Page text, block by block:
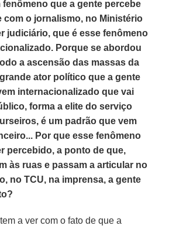
fenômeno que a gente percebe
com o jornalismo, no Ministério
judiciário, que é esse fenômeno
Porque se abordou
a ascensão das massas da
ator político que a gente
internacionalizado que vai
forma a elite do serviço
é um padrão que vem
Por que esse fenômeno
percebido, a ponto de que,
às ruas e passam a articular no
no TCU, na imprensa, a gente
a ver com o fato de que a